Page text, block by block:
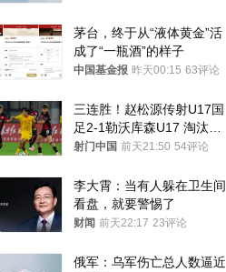
茅台，终于从“液体黄金”活
成了“一瓶酒”的样子
中国基金报 昨天00:15 63评论
三连胜！赵松源传射U17国
足2-1勒沃库森U17 淘汰赛
将战河床
射门中国 前天21:50 54评论
李大霄：当有人躲在卫生间
看盘，就要警惕了
财闻 前天22:17 23评论
俄军：乌军伤亡总人数逼近